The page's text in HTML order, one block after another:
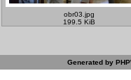
obr03.jpg
199.5 KiB
Generated by